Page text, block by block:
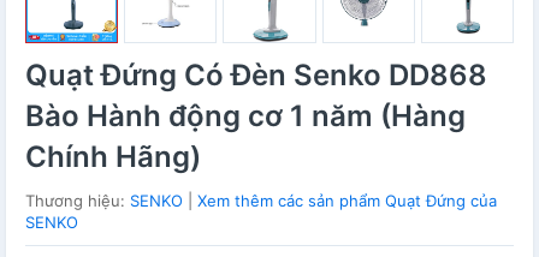
Quạt Đứng Có Đèn Senko DD868
Bào Hành động cơ 1 năm (Hàng
Chính Hãng)
Thương hiệu: SENKO
Xem thêm các sản phẩm Quạt Đứng của
SENKO